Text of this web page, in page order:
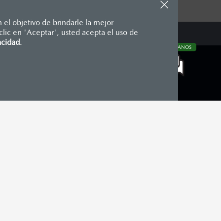
el objetivo de brindarle la mejor
en 'Aceptar', usted acepta el uso de
. CONTÁCTANOS
en moneda de los Estados
y los precios de sus